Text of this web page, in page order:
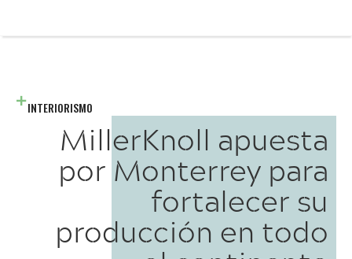
INTERIORISMO
MillerKnoll apuesta
por Monterrey para
fortalecer su
producción en todo